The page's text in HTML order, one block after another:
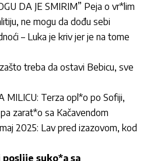
DA JE SMIRIM” Peja o vr*lim
ne mogu da dođu sebi
– Luka je kriv jer je na tome
treba da ostavi Bebicu, sve
MILICU: Terza opl*o po Sofiji,
zarat*o sa Kačavendom
2025: Lav pred izazovom, kod
suko*a sa